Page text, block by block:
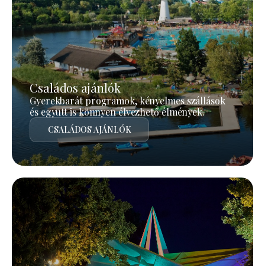
Családos ajánlók
Gyerekbarát programok, kényelmes szállások
és együtt is könnyen élvezhető élmények.
CSALÁDOS AJÁNLÓK